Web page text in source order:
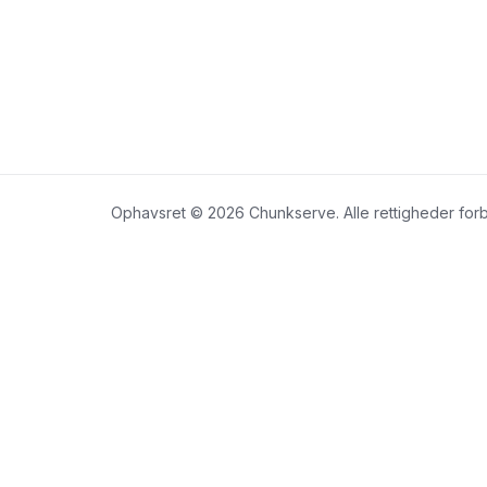
Ophavsret © 2026 Chunkserve. Alle rettigheder